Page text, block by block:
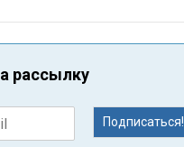
рассылку
Подписаться!